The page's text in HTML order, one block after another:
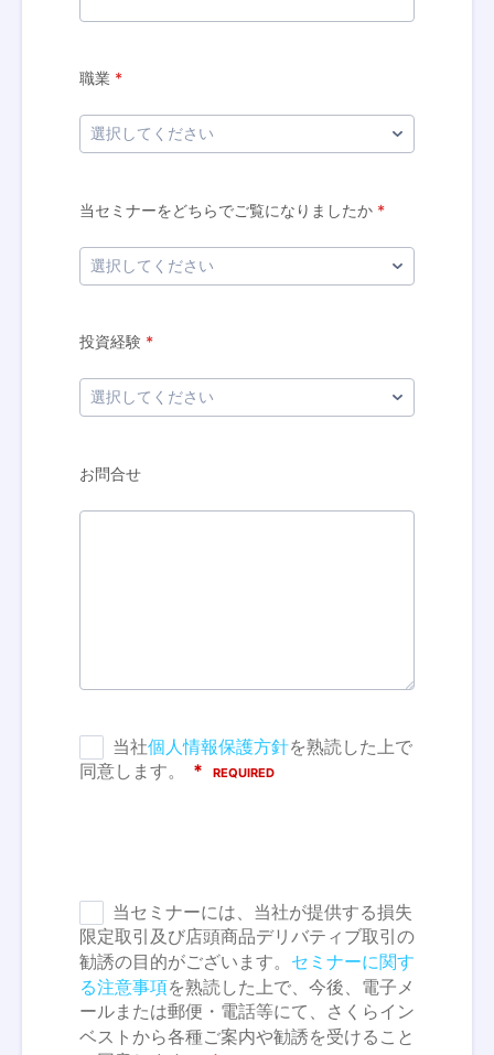
職業 *
当セミナーをどちらでご覧になりましたか *
投資経験 *
お問合せ